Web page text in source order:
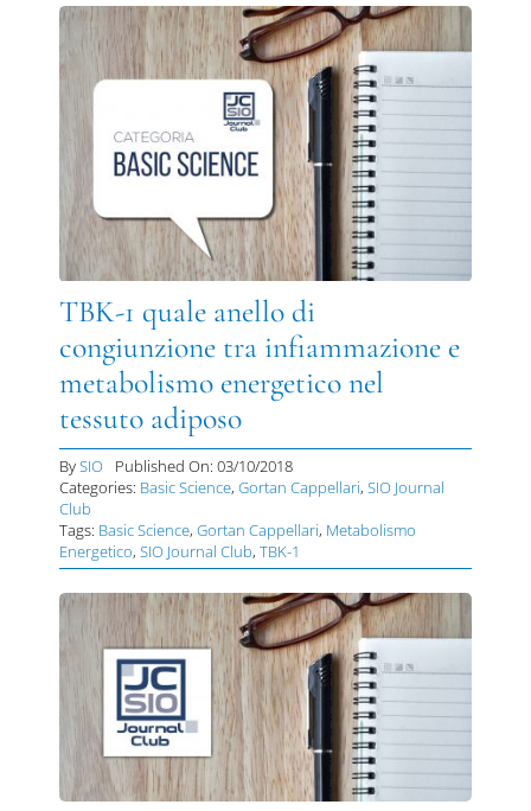
TBK-1 quale anello di
congiunzione tra infiammazione e
metabolismo energetico nel
tessuto adiposo
BySIO
Published On: 03/10/2018
Categories: Basic Science, Gortan Cappellari, SIO Journal
Club
Tags: Basic Science, Gortan Cappellari, Metabolismo
Energetico, SIO Journal Club, TBK-1